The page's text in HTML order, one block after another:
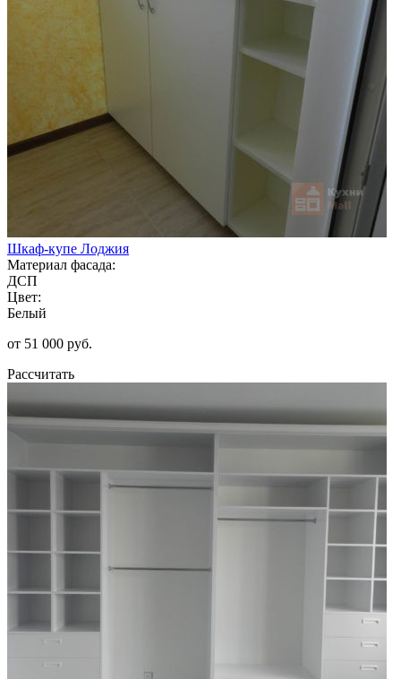
Шкаф-купе Лоджия
Материал фасада:
ДСП
Цвет:
Белый
от 51 000 руб.
Рассчитать